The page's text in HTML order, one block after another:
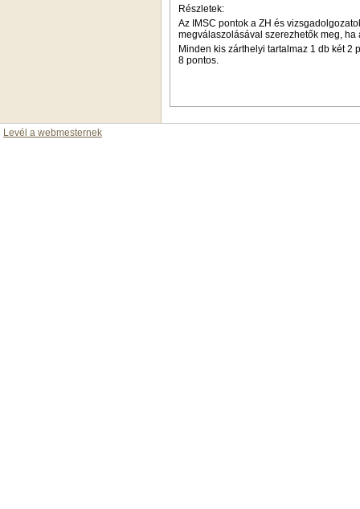
Részletek:
Az IMSC pontok a ZH és
megválaszolásával szerezhetők meg,
Minden kis zárthelyi tartalmaz 1 db két 2
8 pontos.
Levél a webmesternek